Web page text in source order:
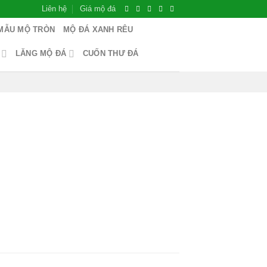
Liên hệ Giá mộ đá
MỘ TRÒN MỘ ĐÁ XANH RÊU
LĂNG MỘ ĐÁ CUỐN THƯ ĐÁ